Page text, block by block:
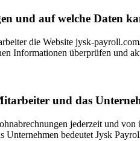
und auf welche Daten
die Website jysk-
Informationen überprüfen und
und das
jederzeit und
bedeutet Jysk